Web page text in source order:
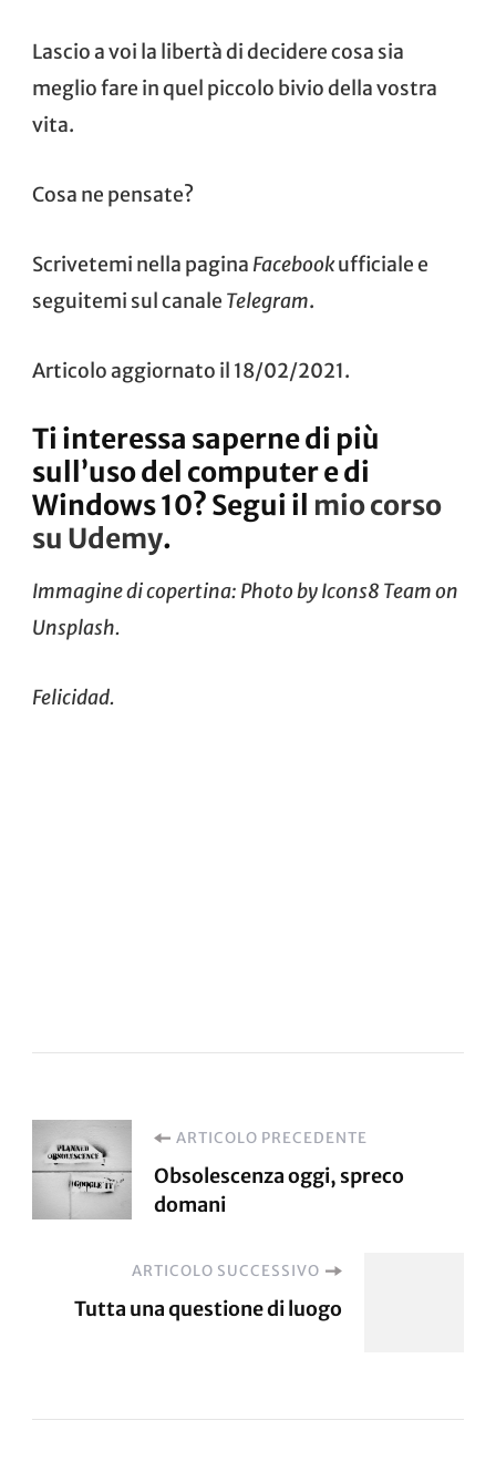
Lascio a voi la libertà di decidere cosa sia
meglio fare in quel piccolo bivio della vostra
vita.
Cosa ne pensate?
Scrivetemi nella pagina Facebookufficiale e
seguitemi sul canale Telegram.
Articolo aggiornato il 18/02/2021.
Ti interessa saperne di più
sull’uso del computer e di
Windows 10? Segui il mio corso
su Udemy.
Immagine di copertina: Photo byIcons8 Teamon
Unsplash.
Felicidad.
Navigazione
articoli
ARTICOLO PRECEDENTE
Obsolescenza oggi, spreco
domani
ARTICOLO SUCCESSIVO
Tutta una questione di luogo